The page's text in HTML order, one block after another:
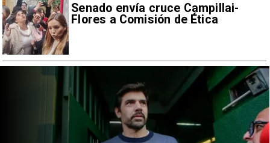
Senado envía cruce Campillai-
Flores a Comisión de Ética